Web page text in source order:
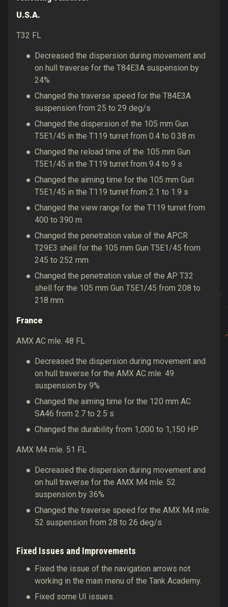
U.S.A.
T32 FL
Decreased the dispersion during movement and
on hull traverse for the T84E3A suspension by
24%
Changed the traverse speed for the T84E3A
suspension from 25 to 29 deg/s
Changed the dispersion of the 105 mm Gun
T5E1/45 in the T119 turret from 0.4 to 0.38 m
Changed the reload time of the 105 mm Gun
T5E1/45 in the T119 turret from 9.4 to 9 s
Changed the aiming time for the 105 mm Gun
T5E1/45 in the T119 turret from 2.1 to 1.9 s
Changed the view range for the T119 turret from
400 to 390 m
Changed the penetration value of the APCR
T29E3 shell for the 105 mm Gun T5E1/45 from
245 to 252 mm
Changed the penetration value of the AP T32
shell for the 105 mm Gun T5E1/45 from 208 to
218 mm
France
AMX AC mle. 48 FL
Decreased the dispersion during movement and
on hull traverse for the AMX AC mle. 49
suspension by 9%
Changed the aiming time for the 120 mm AC
SA46 from 2.7 to 2.5 s
Changed the durability from 1,000 to 1,150 HP
AMX M4 mle. 51 FL
Decreased the dispersion during movement and
on hull traverse for the AMX M4 mle. 52
suspension by 36%
Changed the traverse speed for the AMX M4 mle.
52 suspension from 28 to 26 deg/s
Fixed Issues and Improvements
Fixed the issue of the navigation arrows not
working in the main menu of the Tank Academy.
Fixed some UI issues.